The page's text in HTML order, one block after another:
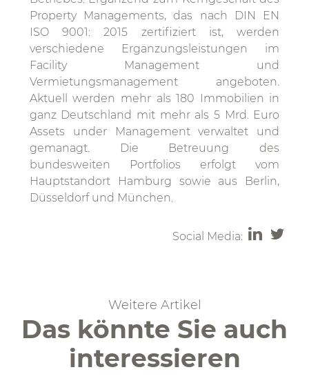
Property Managements, das nach DIN EN
ISO 9001: 2015 zertifiziert ist, werden
verschiedene Ergänzungsleistungen im
Facility Management und
Vermietungsmanagement angeboten.
Aktuell werden mehr als 180 Immobilien in
ganz Deutschland mit mehr als 5 Mrd. Euro
Assets under Management verwaltet und
gemanagt. Die Betreuung des
bundesweiten Portfolios erfolgt vom
Hauptstandort Hamburg sowie aus Berlin,
Düsseldorf und München.
Social Media:
Weitere Artikel
Das könnte Sie auch
interessieren